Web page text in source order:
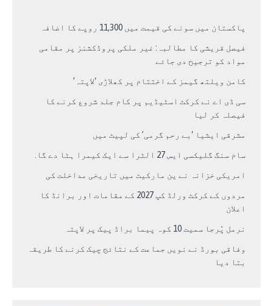
پاکستان میں سونے کی قیمت میں 11,300 روپے کا اضافہ
فیصل قریشی کا مطالبہ: غیر ملکی پروڈکشنز پر مقامی
مواد کو ترجیح دی جائے
کامن ویلتھ گیمز کے اختتام پر کھلاڑی ‘لاپتہ’
سی ڈی اے نے کرکٹ اسٹیڈیم پر کام جلد شروع کرنے کا
فیصلہ کر لیا
مشرقی ایشیا ‘بے رحم گرمی’ کی لپیٹ میں
سام سنگ گلیکسی ایس 27 الٹرا سے ایک کیمرا ہٹا دے گا.
امریکی خزانہ نے ین مارکیٹ میں تاریخی مداخلت کی
مردوں کے کرکٹ ورلڈ کپ 2027 کے مقامات اور برانڈ کا
اعلان
نرمل پُرجا سمیت 10 کوہ پیما براڈ پیک پر لاپتہ
وفاقی بورڈ نے نویں جماعت کے نتائج چیک کرنے کا طریقہ
بتا دیا